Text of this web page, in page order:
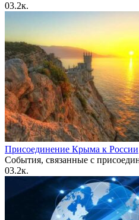
03.2к.
Присоединение Крыма к России
События, связанные с
03.2к.